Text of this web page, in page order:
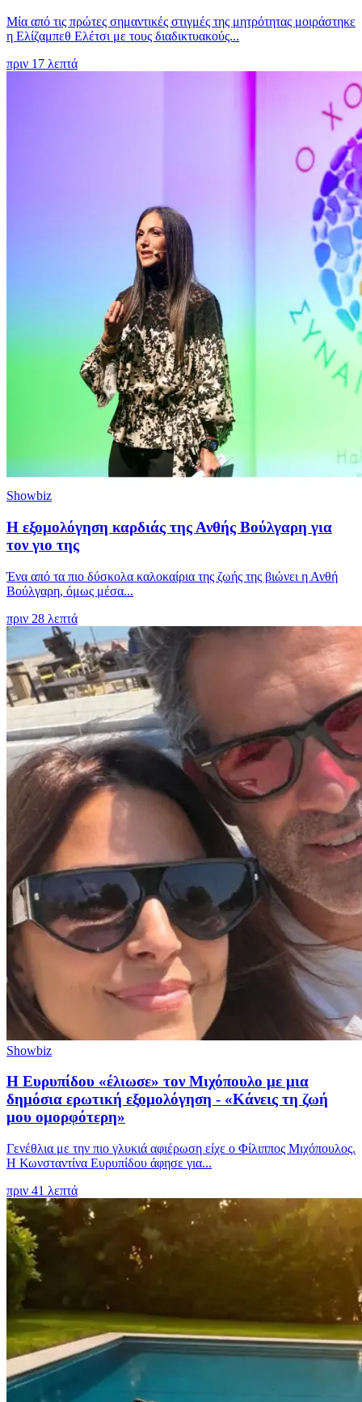
Μία από τις πρώτες σημαντικές στιγμές της μητρότητας μοιράστηκε
η Ελίζαμπεθ Ελέτσι με τους διαδικτυακούς...
πριν 17 λεπτά
Showbiz
Η εξομολόγηση καρδιάς της Ανθής Βούλγαρη για
τον γιο της
Ένα από τα πιο δύσκολα καλοκαίρια της ζωής της βιώνει η Ανθή
Βούλγαρη, όμως μέσα...
πριν 28 λεπτά
Showbiz
Η Ευρυπίδου «έλιωσε» τον Μιχόπουλο με μια
δημόσια ερωτική εξομολόγηση - «Κάνεις τη ζωή
μου ομορφότερη»
Γενέθλια με την πιο γλυκιά αφιέρωση είχε ο Φίλιππος Μιχόπουλος.
Η Κωνσταντίνα Ευρυπίδου άφησε για...
πριν 41 λεπτά